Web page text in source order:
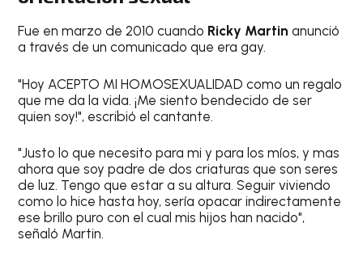
Fue en marzo de 2010 cuando Ricky Martinanunció
a través de un comunicado que era gay.
"Hoy ACEPTO MI HOMOSEXUALIDAD como un regalo
que me da la vida. ¡Me siento bendecido de ser
quien soy!", escribió el cantante.
"Justo lo que necesito para mi y para los míos, y mas
ahora que soy padre de dos criaturas que son seres
de luz. Tengo que estar a su altura. Seguir viviendo
como lo hice hasta hoy, sería opacar indirectamente
ese brillo puro con el cual mis hijos han nacido",
señaló Martin.